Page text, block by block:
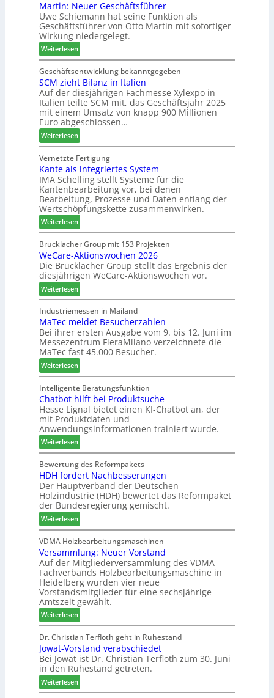
e
r
z
u
m
2
0
2
7
t
H
o
l
z
b
a
u
p
r
o
z
e
s
s
m
a
g
l
ä
d
t
z
u
m
T
r
e
f
f
e
i
n
Martin: Neuer Geschäftsführer
Uwe Schiemann hat seine Funktion als
Geschäftsführer von Otto Martin mit sofortiger
Wirkung niedergelegt.
Weiterlesen:
M
a
r
t
n
:
N
e
u
e
G
e
s
c
h
ä
f
t
s
f
ü
h
r
e
r
Geschäftsentwicklung bekanntgegeben
SCM zieht Bilanz in Italien
Auf der diesjährigen Fachmesse Xylexpo in
Italien teilte SCM mit, das Geschäftsjahr 2025
mit einem Umsatz von knapp 900 Millionen
Euro abgeschlossen…
Weiterlesen:
S
C
M
z
i
e
h
t
B
i
l
a
n
z
i
n
I
t
a
l
i
e
n
Vernetzte Fertigung
Kante als integriertes System
IMA Schelling stellt Systeme für die
Kantenbearbeitung vor, bei denen
Bearbeitung, Prozesse und Daten entlang der
Wertschöpfungskette zusammenwirken.
Weiterlesen:
K
a
n
t
e
l
s
i
n
t
e
g
r
i
e
r
t
e
s
S
y
s
t
e
m
Brucklacher Group mit 153 Projekten
WeCare-Aktionswochen 2026
Die Brucklacher Group stellt das Ergebnis der
diesjährigen WeCare-Aktionswochen vor.
Weiterlesen:
W
e
C
a
r
e
-
A
k
t
i
o
n
s
w
o
c
h
e
n
2
0
2
6
Industriemessen in Mailand
MaTec meldet Besucherzahlen
Bei ihrer ersten Ausgabe vom 9. bis 12. Juni im
Messezentrum FieraMilano verzeichnete die
MaTec fast 45.000 Besucher.
Weiterlesen:
M
a
T
e
c
m
e
l
d
e
t
B
e
s
u
c
h
e
r
z
a
h
l
e
n
Intelligente Beratungsfunktion
Chatbot hilft bei Produktsuche
Hesse Lignal bietet einen KI-Chatbot an, der
mit Produktdaten und
Anwendungsinformationen trainiert wurde.
Weiterlesen:
C
h
a
t
b
o
t
h
i
l
f
t
b
e
i
P
r
o
d
u
k
t
s
Bewertung des Reformpakets
HDH fordert Nachbesserungen
Der Hauptverband der Deutschen
Holzindustrie (HDH) bewertet das Reformpaket
der Bundesregierung gemischt.
Weiterlesen:
H
D
H
f
o
r
d
e
r
t
N
a
c
h
b
e
VDMA Holzbearbeitungsmaschinen
Versammlung: Neuer Vorstand
Auf der Mitgliederversammlung des VDMA
Fachverbands Holzbearbeitungsmaschine in
Heidelberg wurden vier neue
Vorstandsmitglieder für eine sechsjährige
Amtszeit gewählt.
Weiterlesen:
V
e
r
s
a
m
Dr. Christian Terfloth geht in Ruhestand
Jowat-Vorstand verabschiedet
Bei Jowat ist Dr. Christian Terfloth zum 30. Juni
in den Ruhestand getreten.
Weiterlesen:
J